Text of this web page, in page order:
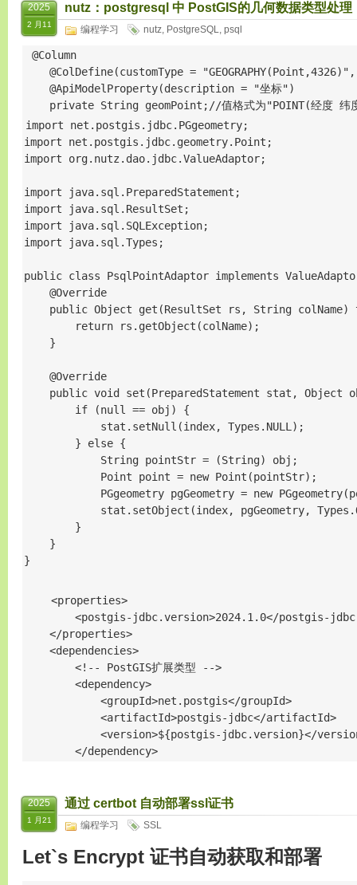
2025
2 月11
nutz：postgresql 中 PostGIS的几何数据类型处理
编程学习 nutz, PostgreSQL, psql
@Column
@ColDefine(customType =
    @ApiModelProperty(description = "坐标")
private String geomPoint;//值格式为"POINT(经度 纬
import net.postgis.jdbc.PGgeometry;
import net.postgis.jdbc.geometry.Point;
import org.nutz.dao.jdbc.ValueAdaptor;
import java.sql.PreparedStatement;
import java.sql.ResultSet;
import java.sql.SQLException;
import java.sql.Types;
public class PsqlPointAdaptor implements
    @Override
public Object get(ResultSet rs, String colName)
        return rs.getObject(colName);
    }
    @Override
public void set(PreparedStatement stat, Object
        if (null == obj) {
            stat.setNull(index, Types.NULL);
        } else {
            String pointStr = (String) obj;
            Point point = new Point(pointStr);
PGgeometry pgGeometry = new
stat.setObject(index, pgGeometry,
        }
    }
}
    <properties>
<postgis-jdbc.version>2024.1.0</postgis-
    </properties>
    <dependencies>
        <!-- PostGIS扩展类型 -->
        <dependency>
            <groupId>net.postgis</groupId>
            <artifactId>postgis-jdbc</artifactId>
<version>${postgis-jdbc.version}</
        </dependency>
2025
1 月21
通过 certbot 自动部署ssl证书
编程学习 SSL
Let`s Encrypt 证书自动获取和部署